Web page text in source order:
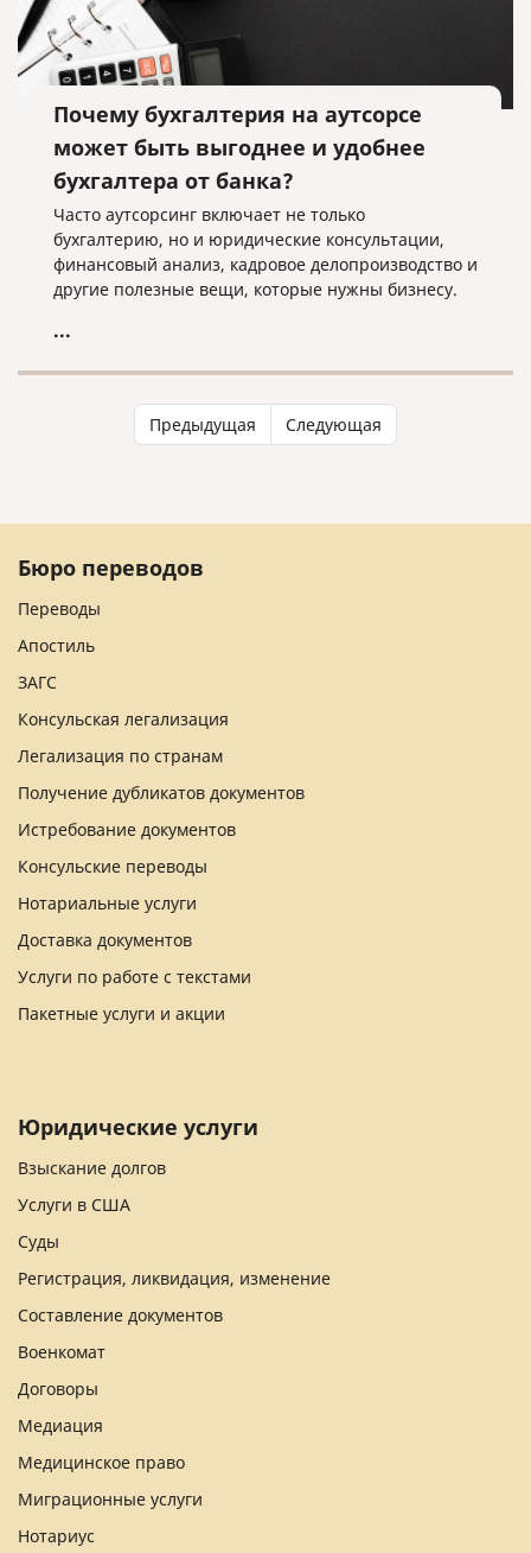
Почему бухгалтерия на аутсорсе
может быть выгоднее и удобнее
бухгалтера от банка?
Часто аутсорсинг включает не только
бухгалтерию, но и юридические консультации,
финансовый анализ, кадровое делопроизводство и
другие полезные вещи, которые нужны бизнесу.
...
Предыдущая Следующая
Бюро переводов
Переводы
Апостиль
ЗАГС
Консульская легализация
Легализация по странам
Получение дубликатов документов
Истребование документов
Консульские переводы
Нотариальные услуги
Доставка документов
Услуги по работе с текстами
Пакетные услуги и акции
Юридические услуги
Взыскание долгов
Услуги в США
Суды
Регистрация, ликвидация, изменение
Составление документов
Военкомат
Договоры
Медиация
Медицинское право
Миграционные услуги
Нотариус